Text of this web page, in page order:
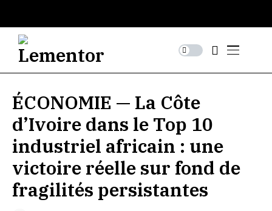
ÉCONOMIE — La Côte
d’Ivoire dans le Top 10
industriel africain : une
victoire réelle sur fond de
fragilités persistantes